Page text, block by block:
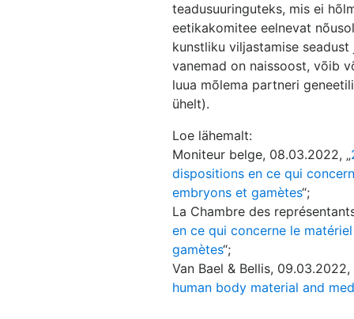
teadusuuringuteks, mis ei
eetikakomitee eelnevat
kunstliku viljastamise
vanemad on naissoost, võib
luua mõlema partneri
ühelt).
Loe lähemalt:
Moniteur belge, 08.03.2022, „
dispositions en ce qui
embryons et gamètes“;
La Chambre des
en ce qui concerne le
gamètes“;
Van Bael & Bellis, 09.03.2022,
human body material and